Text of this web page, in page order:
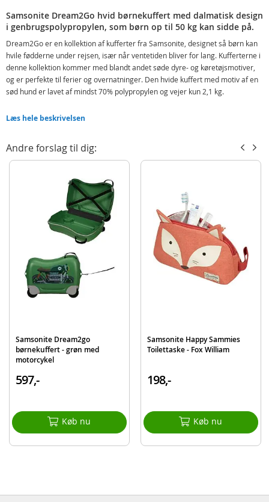
Samsonite Dream2Go hvid børnekuffert med dalmatisk design
i genbrugspolypropylen, som børn op til 50 kg kan sidde på.
Dream2Go er en kollektion af kufferter fra Samsonite, designet så børn kan
hvile fødderne under rejsen, især når ventetiden bliver for lang. Kufferterne i
denne kollektion kommer med blandt andet søde dyre- og køretøjsmotiver,
og er perfekte til ferier og overnatninger. Den hvide kuffert med motiv af en
sød hund er lavet af mindst 70% polypropylen og vejer kun 2,1 kg.
rem til enten at trække tasken med barnet på eller bruge den som
Indeholder:
Samsonite Dream2go Børnekuffert - Puppy P
Mål: 38 x 52 x 21 cm
Volumen: 30 liter
Maks bærevægt: 50 kg
Produktdetaljer 145033-9568
Læs hele beskrivelsen
Andre forslag til dig:
Samsonite Dream2go
børnekuffert - grøn med
motorcykel
597,-
Køb nu
Samsonite Happy Sammies
Toilettaske - Fox William
198,-
Køb nu